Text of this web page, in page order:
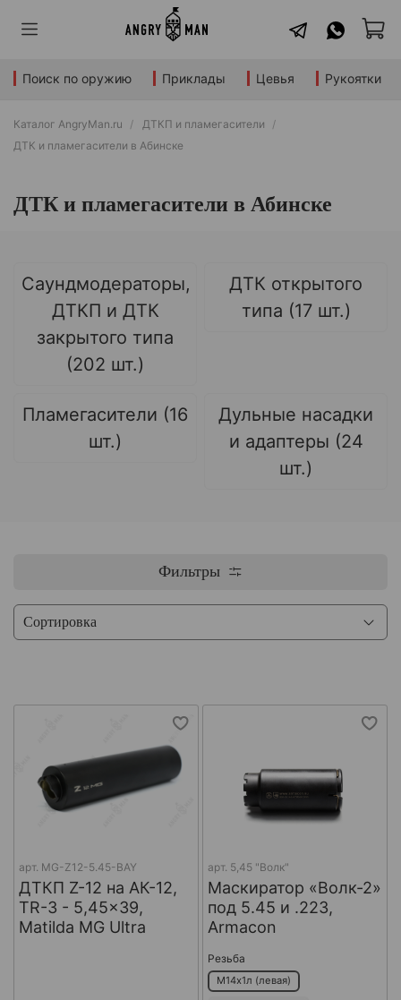
Поиск по оружию Приклады Цевья Рукоятки
Каталог AngryMan.ru
ДТКП и пламегасители
ДТК и пламегасители в Абинске
ДТК и пламегасители в Абинске
Саундмодераторы,
ДТКП и ДТК
закрытого типа
(202 шт.)
ДТК открытого
типа (17 шт.)
Пламегасители (16
шт.)
Дульные насадки
и адаптеры (24
шт.)
Фильтры
арт. MG-Z12-5.45-BAY
ДТКП Z-12 на АК-12,
TR-3 - 5,45x39,
Matilda MG Ultra
арт. 5,45 "Волк"
Маскиратор «Волк-2»
под 5.45 и .223,
Armacon
Резьба
М14х1л (левая)